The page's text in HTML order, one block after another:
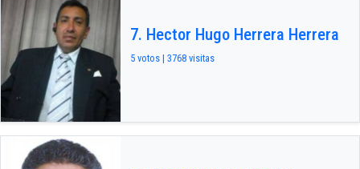
7. Hector Hugo Herrera Herrera
5 votos | 3768 visitas